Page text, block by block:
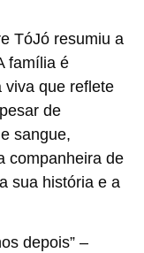
TóJó resumiu a
família é
viva que reflete
de
sangue,
companheira de
sua história e a
depois” –